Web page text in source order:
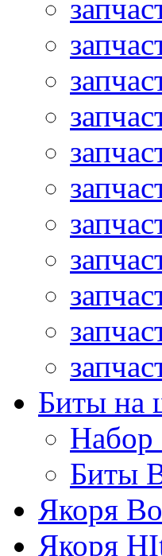
Биты на
Набор
Биты
Якоря
Якоря